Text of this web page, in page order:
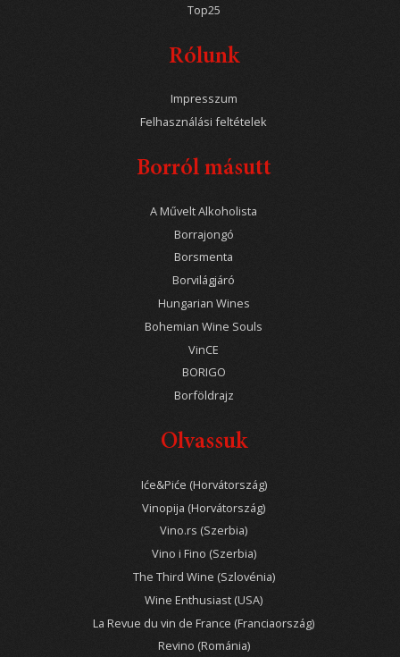
Top25
Rólunk
Impresszum
Felhasználási feltételek
Borról másutt
A Művelt Alkoholista
Borrajongó
Borsmenta
Borvilágjáró
Hungarian Wines
Bohemian Wine Souls
VinCE
BORIGO
Borföldrajz
Olvassuk
Iće&Piće (Horvátország)
Vinopija (Horvátország)
Vino.rs (Szerbia)
Vino i Fino (Szerbia)
The Third Wine (Szlovénia)
Wine Enthusiast (USA)
La Revue du vin de France (Franciaország)
Revino (Románia)